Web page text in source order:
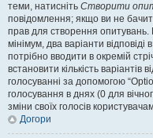
теми, натисніть Створити
повідомлення; якщо ви не
прав для створення опитувань.
мінімум, два варіанти
потрібно вводити в окремій
встановити кількість варіантів
голосуванні за допомогою
голосування в днях (0 для
зміни своїх голосів
Догори